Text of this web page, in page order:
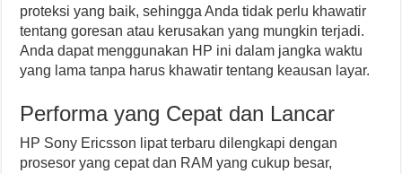
proteksi yang baik, sehingga Anda tidak perlu khawatir
tentang goresan atau kerusakan yang mungkin terjadi.
Anda dapat menggunakan HP ini dalam jangka waktu
yang lama tanpa harus khawatir tentang keausan layar.
Performa yang Cepat dan Lancar
HP Sony Ericsson lipat terbaru dilengkapi dengan
prosesor yang cepat dan RAM yang cukup besar,